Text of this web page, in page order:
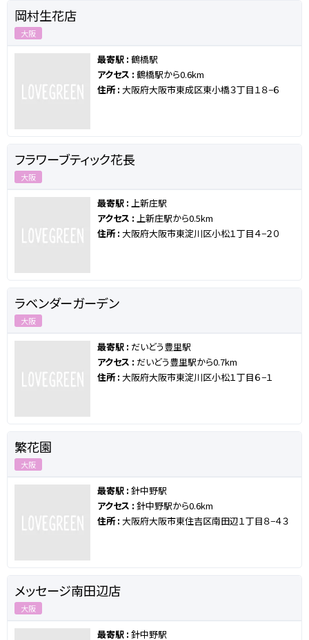
岡村生花店
大阪
最寄駅 : 鶴橋駅
アクセス : 鶴橋駅から0.6km
住所 : 大阪府大阪市東成区東小橋３丁目１８−６
フラワーブティック花長
大阪
最寄駅 : 上新庄駅
アクセス : 上新庄駅から0.5km
住所 : 大阪府大阪市東淀川区小松１丁目４−２０
ラベンダーガーデン
大阪
最寄駅 : だいどう豊里駅
アクセス : だいどう豊里駅から0.7km
住所 : 大阪府大阪市東淀川区小松１丁目６−１
繁花園
大阪
最寄駅 : 針中野駅
アクセス : 針中野駅から0.6km
住所 : 大阪府大阪市東住吉区南田辺１丁目８−４３
メッセージ南田辺店
大阪
最寄駅 : 針中野駅